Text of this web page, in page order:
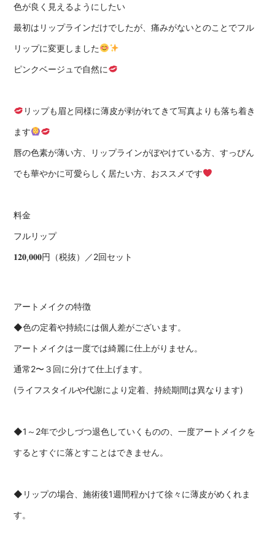
色が良く見えるようにしたい
最初はリップラインだけでしたが、痛みがないとのことでフル
リップに変更しました
ピンクベージュで自然に
リップも眉と同様に薄皮が剥がれてきて写真よりも落ち着き
ます
唇の色素が薄い方、リップラインがぼやけている方、すっぴん
でも華やかに可愛らしく居たい方、おススメです
料金
フルリップ
𝟏𝟐𝟎,𝟎𝟎𝟎円（税抜）／2回セット
アートメイクの特徴
◆色の定着や持続には個人差がございます。
アートメイクは一度では綺麗に仕上がりません。
通常2〜３回に分けて仕上げます。
(ライフスタイルや代謝により定着、持続期間は異なります)
◆1～2年で少しづつ退色していくものの、一度アートメイクを
するとすぐに落とすことはできません。
◆リップの場合、施術後1週間程かけて徐々に薄皮がめくれま
す。